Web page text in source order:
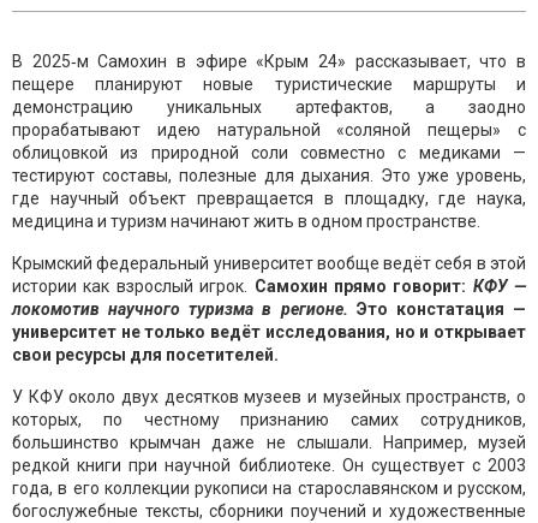
В 2025‑м Самохин в эфире «Крым 24» рассказывает, что в
пещере планируют новые туристические маршруты и
демонстрацию уникальных артефактов, а заодно
прорабатывают идею натуральной «соляной пещеры» с
облицовкой из природной соли совместно с медиками —
тестируют составы, полезные для дыхания. Это уже уровень,
где научный объект превращается в площадку, где наука,
медицина и туризм начинают жить в одном пространстве.
Крымский федеральный университет вообще ведёт себя в этой
истории как взрослый игрок.
Самохин прямо говорит: КФУ —
локомотив научного туризма в регионе. Это констатация —
университет не только ведёт исследования, но и открывает
свои ресурсы для посетителей.
У КФУ около двух десятков музеев и музейных пространств, о
которых, по честному признанию самих сотрудников,
большинство крымчан даже не слышали. Например, музей
редкой книги при научной библиотеке. Он существует с 2003
года, в его коллекции рукописи на старославянском и русском,
богослужебные тексты, сборники поучений и художественные